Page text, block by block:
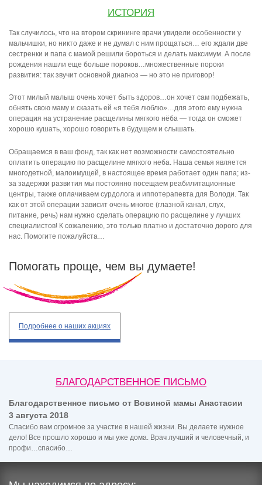
ИСТОРИЯ
Так случилось, что на втором скрининге врачи увидели особенности у
мальчишки, но никто даже и не думал с ним прощаться… его ждали две
сестренки и папа с мамой решили бороться и делать максимум. А после
рождения нашли еще больше пороков…множественные пороки
развития: так звучит основной диагноз — но это не приговор!
Этот милый малыш очень хочет быть здоров…он хочет сам подбежать,
обнять свою маму и сказать ей «я тебя люблю»…для этого ему нужна
операция на устранение расщелины мягкого нёба — тогда он сможет
хорошо кушать, хорошо говорить в будущем и слышать.
Обращаемся в ваш фонд, так как нет возможности самостоятельно
оплатить операцию по расщелине мягкого неба. Наша семья является
многодетной, малоимущей, в настоящее время работает один папа; из-
за задержки развития мы постоянно посещаем реабилитационные
центры, также оплачиваем сурдолога и иппотерапевта для Володи. Так
как от этой операции зависит очень многое (глазной канал, слух,
питание, речь) нам нужно сделать операцию по расщелине у лучших
специалистов! К сожалению, это только платно и достаточно дорого для
нас. Помогите пожалуйста…
Помогать проще, чем вы думаете!
Подробнее о наших акциях
БЛАГОДАРСТВЕННОЕ ПИСЬМО
Благодарственное письмо от Вовиной мамы Анастасии
3 августа 2018
Спасибо вам огромное за участие в нашей жизни. Вы делаете нужное
дело! Все прошло хорошо и мы уже дома. Врач лучший и человечный, и
профи…спасибо…